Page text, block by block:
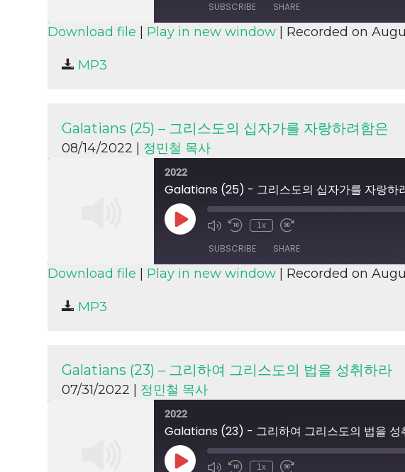
SUBSCRIBE SHARE
RSS FEED
Download file Play in new window Recorded on
MP3
Galatians (25) – 그리스도의 십자가를 자랑하려함은
08/14/2022 | 정민철 목사
2022
Galatians (25) - 그리스도의 십자가를 자랑하
Play
Episode
1x
SUBSCRIBE SHARE
RSS FEED
Download file Play in new window Recorded on
MP3
Galatians (23) – 그리하여 그리스도의 법을 성취하라
07/31/2022 | 정민철 목사
2022
Galatians (23) - 그리하여 그리스도의 법을 성
Play
1x